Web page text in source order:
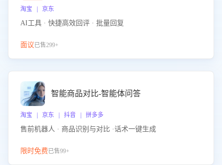
淘宝 | 京东
AI工具 · 快捷高效回评 · 批量回复
面议已售299+
智能商品对比-智能体问答
淘宝 | 京东 | 抖音 | 拼多多
售前机器人 · 商品识别与对比 ·话术一键生成
限时免费已售99+